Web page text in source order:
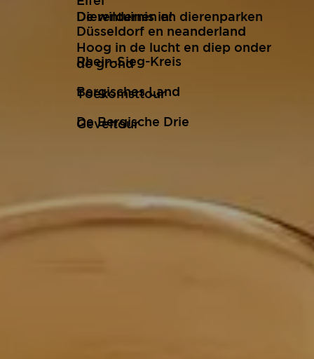
De wildernis in!
Hoog in de lucht en diep onder
de grond
Toekomsttour
Geveltour
Düsseldorf en neanderland
Rhein-Sieg-Kreis
Bergisches Land
De Bergische Drie
Dierentuinen en dierenparken